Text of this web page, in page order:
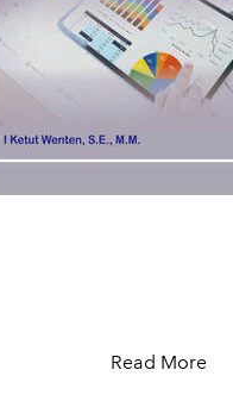
Read More